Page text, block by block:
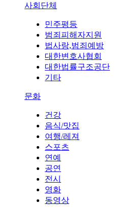
사회단체
민주평등
범죄피해자지원
법사랑,범죄예방
대한변호사협회
대한법률구조공단
기타
문화
건강
음식/맛집
여행/레져
스포츠
연예
공연
전시
영화
동영상